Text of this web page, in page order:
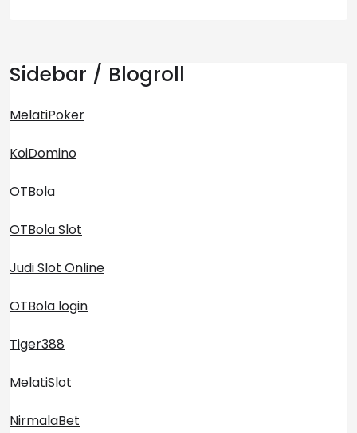
Sidebar / Blogroll
MelatiPoker
KoiDomino
OTBola
OTBola Slot
Judi Slot Online
OTBola login
Tiger388
MelatiSlot
NirmalaBet